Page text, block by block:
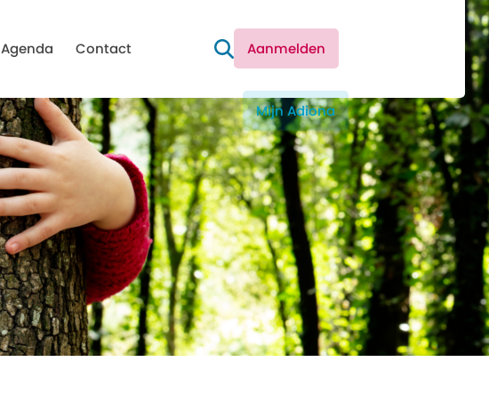
Agenda Contact Aanmelden
Mijn Adiona